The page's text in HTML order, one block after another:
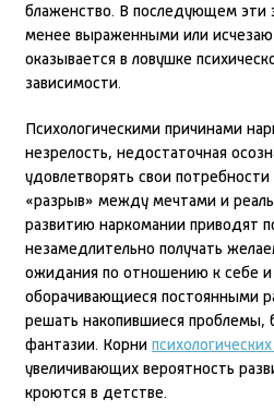
блаженство. В последующем эти
менее выраженными или
оказывается в ловушке
зависимости.
Психологическими причинами
незрелость, недостаточная
удовлетворять свои
«разрыв» между мечтами и
развитию наркомании приводят
незамедлительно получать
ожидания по отношению к себе
оборачивающиеся постоянными
решать накопившиеся проблемы,
фантазии. Корни
увеличивающих вероятность
кроются в детстве.